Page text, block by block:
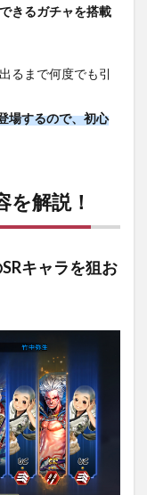
きるガチャを搭載
るまで何度でも引
場するので、初心
を解説！
キャラを狙お